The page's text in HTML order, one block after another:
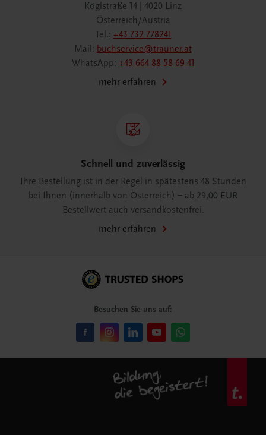
Köglstraße 14 | 4020 Linz
Österreich/Austria
Tel.: +43 732 778241
Mail: buchservice@trauner.at
WhatsApp: +43 664 88 58 69 41
mehr erfahren
Schnell und zuverlässig
Ihre Bestellung ist in der Regel in spätestens 48 Stunden
bei Ihnen (innerhalb von Österreich) – ab 29,00 EUR
Bestellwert auch versandkostenfrei.
mehr erfahren
Besuchen Sie uns auf: